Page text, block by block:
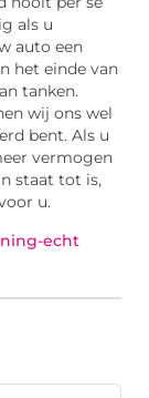
als u
auto een
het einde van
tanken.
wij ons wel
bent. Als u
vermogen
staat tot is,
u.
echt